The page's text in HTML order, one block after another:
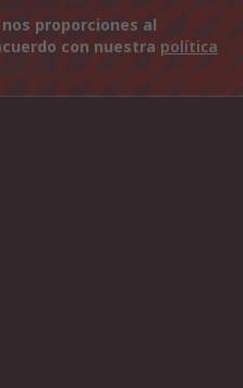
proporciones al
con nuestra política